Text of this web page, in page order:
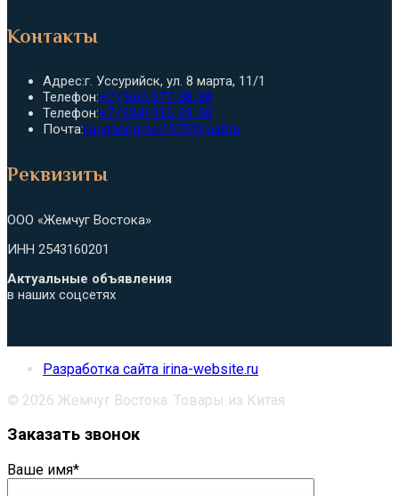
Контакты
Адрес:г. Уссурийск, ул. 8 марта, 11/1
Телефон:+7 (966) 277-88-88
вашем
Телефон:+7 (924) 915-99-90
в
Почта:lianghongmei1972@mail.ru
Реквизиты
ООО «Жемчуг Востока»
ИНН 2543160201
Актуальные объявления
в наших соцсетях
Разработка сайта irina-website.ru
© 2026 Жемчуг Востока. Товары из Китая
Заказать звонок
Ваше имя*